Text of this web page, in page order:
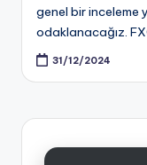
genel bir inceleme
odaklanacağız.
31/12/2024